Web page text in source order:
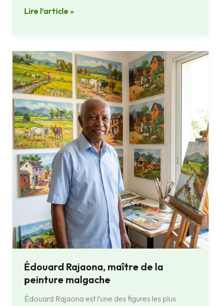
Lire l’article »
Édouard Rajaona, maître de la
peinture malgache
Édouard Rajaona est l’une des figures les plus
Édouard
Rajaona,
maître
de
la
peinture
malgache